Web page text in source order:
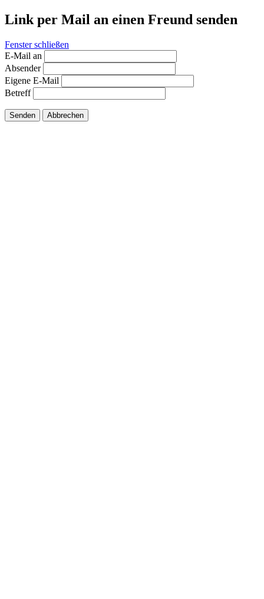
Link per Mail an einen Freund senden
Fenster schließen
E-Mail an
Absender
Eigene E-Mail
Betreff
Senden Abbrechen